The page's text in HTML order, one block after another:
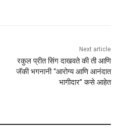
Next article
रकुल प्रीत सिंग दाखवते की ती आणि
जॅकी भगनानी “आरोग्य आणि आनंदात
भागीदार” कसे आहेत